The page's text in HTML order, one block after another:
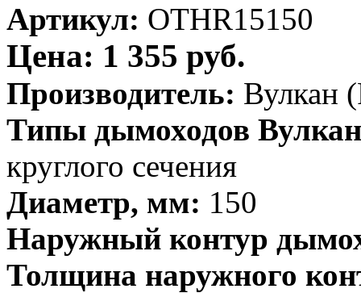
Артикул: OTHR15150
Цена: 1 355 руб.
Производитель: Вулкан
Типы дымоходов
круглого сечения
Диаметр, мм: 150
Наружный контур
Толщина наружного